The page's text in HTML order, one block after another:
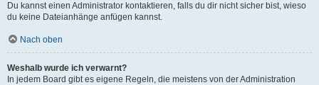
Du kannst einen Administrator kontaktieren, falls du dir nicht sicher bist, wieso
du keine Dateianhänge anfügen kannst.
Nach oben
Weshalb wurde ich verwarnt?
In jedem Board gibt es eigene Regeln, die meistens von der Administration